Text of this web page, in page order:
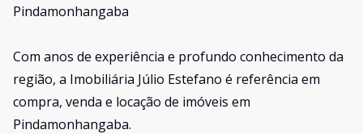
Pindamonhangaba
Com anos de experiência e profundo conhecimento da
região, a Imobiliária Júlio Estefano é referência em
compra, venda e locação de imóveis em
Pindamonhangaba.